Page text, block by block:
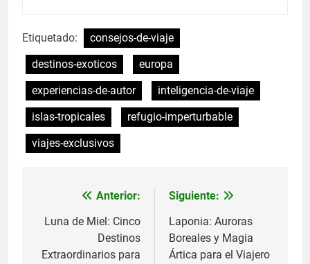
Etiquetado:
consejos-de-viaje
destinos-exoticos
europa
experiencias-de-autor
inteligencia-de-viaje
islas-tropicales
refugio-imperturbable
viajes-exclusivos
Navegación
de
entradas
Anterior:
Luna de Miel: Cinco
Destinos
Extraordinarios para
Siguiente:
Laponia: Auroras
Boreales y Magia
Ártica para el Viajero